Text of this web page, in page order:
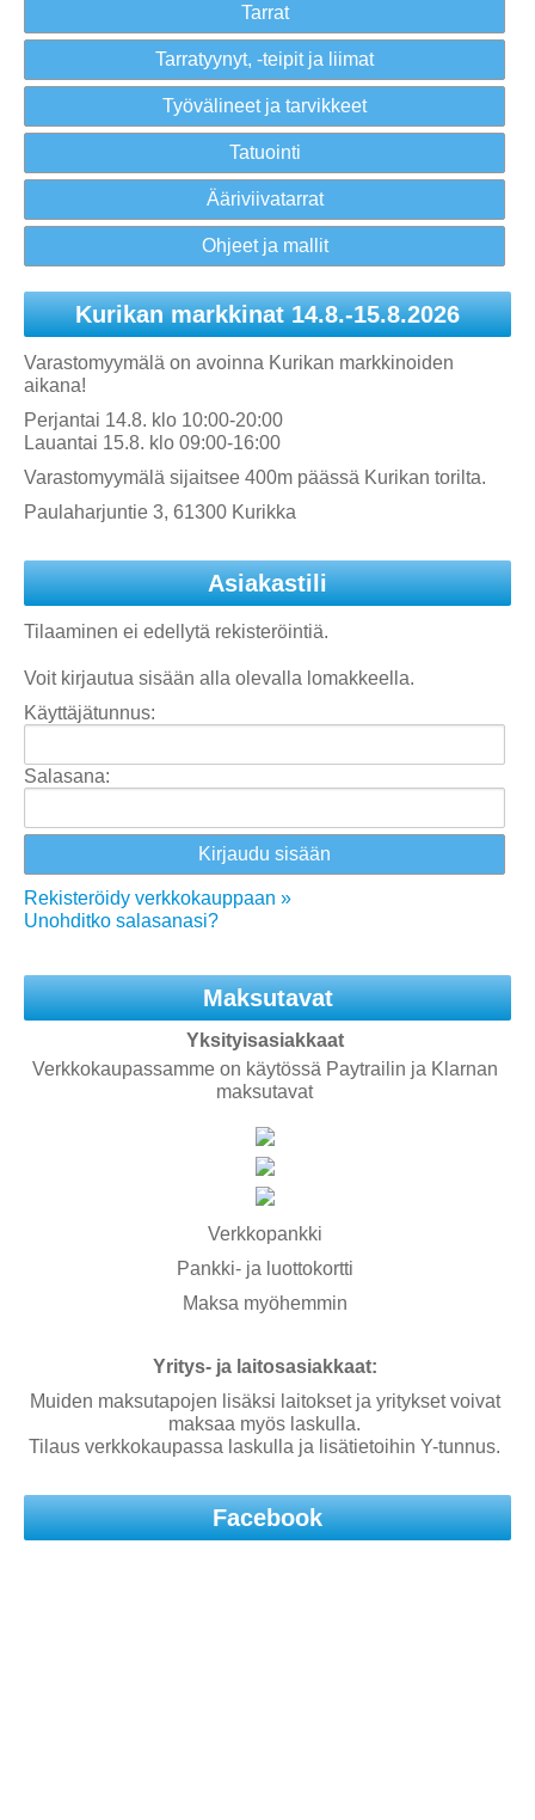
Tarrat
Tarratyynyt, -teipit ja liimat
Työvälineet ja tarvikkeet
Tatuointi
Ääriviivatarrat
Ohjeet ja mallit
Kurikan markkinat 14.8.-15.8.2026
Varastomyymälä on avoinna Kurikan markkinoiden
aikana!
Perjantai 14.8. klo 10:00-20:00
Lauantai 15.8. klo 09:00-16:00
Varastomyymälä sijaitsee 400m päässä Kurikan torilta.
Paulaharjuntie 3, 61300 Kurikka
Asiakastili
Tilaaminen ei edellytä rekisteröintiä.
Voit kirjautua sisään alla olevalla lomakkeella.
Käyttäjätunnus:
Salasana:
Rekisteröidy verkkokauppaan »
Unohditko salasanasi?
Maksutavat
Yksityisasiakkaat
Verkkokaupassamme on käytössä Paytrailin ja Klarnan
maksutavat
Verkkopankki
Pankki- ja luottokortti
Maksa myöhemmin
Yritys- ja laitosasiakkaat:
Muiden maksutapojen lisäksi laitokset ja yritykset voivat
maksaa myös laskulla.
Tilaus verkkokaupassa laskulla ja lisätietoihin Y-tunnus.
Facebook